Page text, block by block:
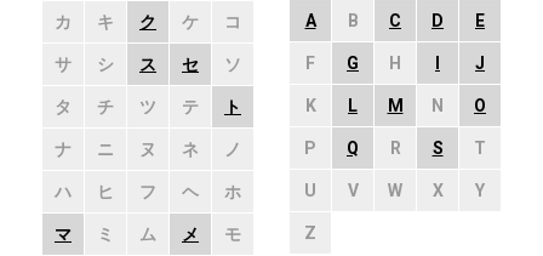
カ キ ク ケ コ
サ シ ス セ ソ
タ チ ツ テ ト
ナ ニ ヌ ネ ノ
ハ ヒ フ ヘ ホ
マ ミ ム メ モ
A B C D E
F G H J
K L M N O
P Q R S T
U V W X Y
Z